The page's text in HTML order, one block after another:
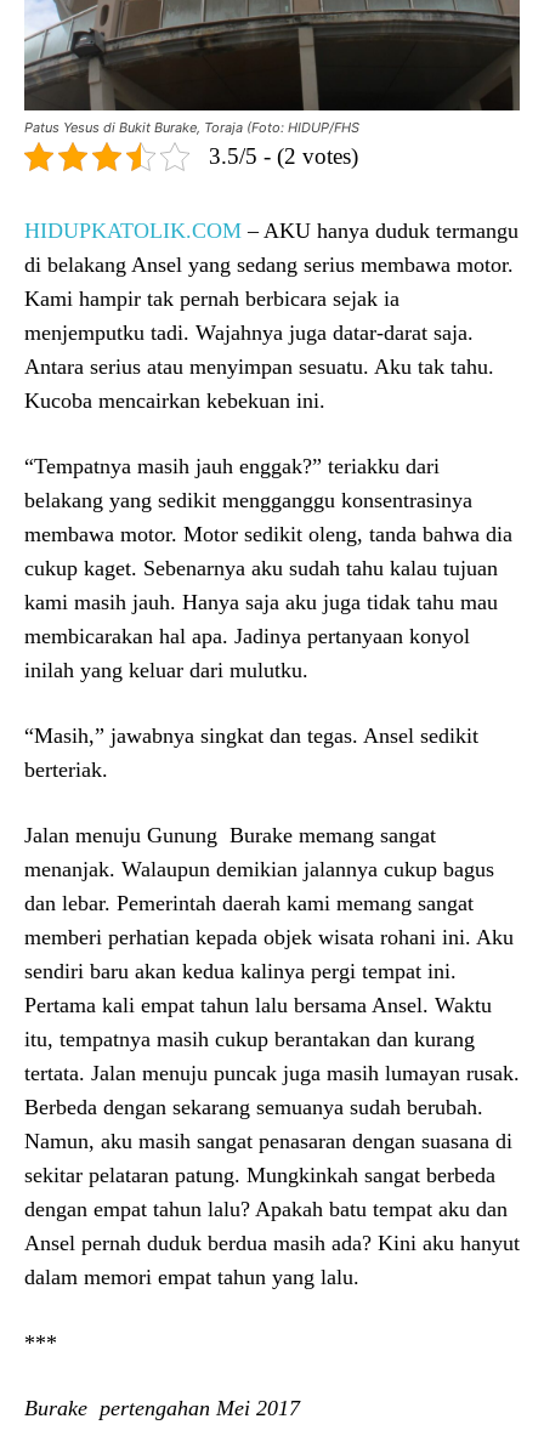
Patus Yesus di Bukit Burake, Toraja (Foto: HIDUP/FHS
3.5/5 - (2 votes)
HIDUPKATOLIK.COM – AKU hanya duduk termangu
di belakang Ansel yang sedang serius membawa motor.
Kami hampir tak pernah berbicara sejak ia
menjemputku tadi. Wajahnya juga datar-darat saja.
Antara serius atau menyimpan sesuatu. Aku tak tahu.
Kucoba mencairkan kebekuan ini.
“Tempatnya masih jauh enggak?” teriakku dari
belakang yang sedikit mengganggu konsentrasinya
membawa motor. Motor sedikit oleng, tanda bahwa dia
cukup kaget. Sebenarnya aku sudah tahu kalau tujuan
kami masih jauh. Hanya saja aku juga tidak tahu mau
membicarakan hal apa. Jadinya pertanyaan konyol
inilah yang keluar dari mulutku.
“Masih,” jawabnya singkat dan tegas. Ansel sedikit
berteriak.
Jalan menuju Gunung Burake memang sangat
menanjak. Walaupun demikian jalannya cukup bagus
dan lebar. Pemerintah daerah kami memang sangat
memberi perhatian kepada objek wisata rohani ini. Aku
sendiri baru akan kedua kalinya pergi tempat ini.
Pertama kali empat tahun lalu bersama Ansel. Waktu
itu, tempatnya masih cukup berantakan dan kurang
tertata. Jalan menuju puncak juga masih lumayan rusak.
Berbeda dengan sekarang semuanya sudah berubah.
Namun, aku masih sangat penasaran dengan suasana di
sekitar pelataran patung. Mungkinkah sangat berbeda
dengan empat tahun lalu? Apakah batu tempat aku dan
Ansel pernah duduk berdua masih ada? Kini aku hanyut
dalam memori empat tahun yang lalu.
***
Burake pertengahan Mei 2017